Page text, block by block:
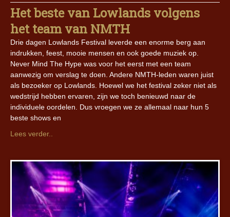
Het beste van Lowlands volgens
het team van NMTH
Drie dagen Lowlands Festival leverde een enorme berg aan
indrukken, feest, mooie mensen en ook goede muziek op.
Never Mind The Hype was voor het eerst met een team
aanwezig om verslag te doen. Andere NMTH-leden waren juist
als bezoeker op Lowlands. Hoewel we het festival zeker niet als
wedstrijd hebben ervaren, zijn we toch benieuwd naar de
individuele oordelen. Dus vroegen we ze allemaal naar hun 5
beste shows en
Lees verder..